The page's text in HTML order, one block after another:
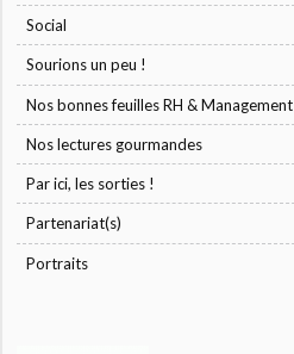
Social
Sourions un peu !
Nos bonnes feuilles RH & Management
Nos lectures gourmandes
Par ici, les sorties !
Partenariat(s)
Portraits